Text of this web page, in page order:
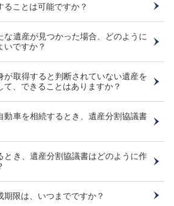
ことは可能ですか？
な遺産が見つかった場合、どのように
いですか？
が取得すると判断されていない遺産を
て、できることはありますか？
動車を相続するとき、遺産分割協議書
とき、遺産分割協議書はどのように作
限は、いつまでですか？